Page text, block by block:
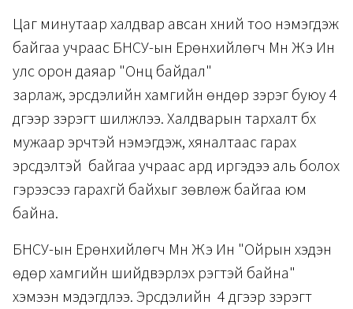
Цаг минутаар халдвар авсан хүний тоо нэмэгдэж
байгаа учраас БНСУ-ын Ерөнхийлөгч Мүн Жэ Ин
улс орон даяар "Онц байдал"
зарлаж, эрсдэлийн хамгийн өндөр зэрэг буюу 4
дүгээр зэрэгт шилжлээ. Халдварын тархалт бүх
мужаар эрчтэй нэмэгдэж, хяналтаас гарах
эрсдэлтэй байгаа учраас ард иргэдээ аль болох
гэрээсээ гарахгүй байхыг зөвлөж байгаа юм
байна.
БНСУ-ын Ерөнхийлөгч Мүн Жэ Ин "Ойрын хэдэн
өдөр хамгийн шийдвэрлэх үүрэгтэй байна"
хэмээн мэдэгдлээ. Эрсдэлийн 4 дүгээр зэрэгт